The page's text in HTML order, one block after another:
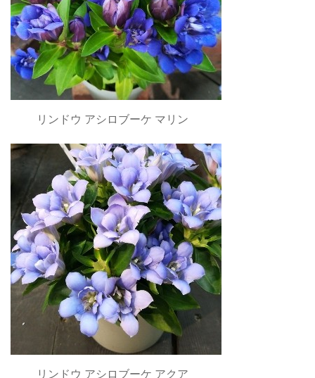
リンドウ アシロブーケ マリン
リンドウ アシロブーケ アクア